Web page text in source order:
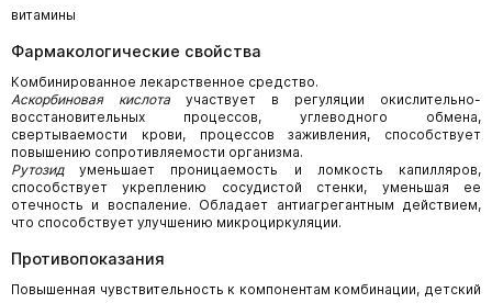
витамины
Фармакологические свойства
Комбинированное лекарственное средство.
Аскорбиновая кислота участвует в регуляции окислительно-
восстановительных процессов, углеводного обмена,
свертываемости крови, процессов заживления, способствует
повышению сопротивляемости организма.
Рутозидуменьшает проницаемость и ломкость капилляров,
способствует укреплению сосудистой стенки, уменьшая ее
отечность и воспаление. Обладает антиагрегантным действием,
что способствует улучшению микроциркуляции.
Противопоказания
Повышенная чувствительность к компонентам комбинации, детский